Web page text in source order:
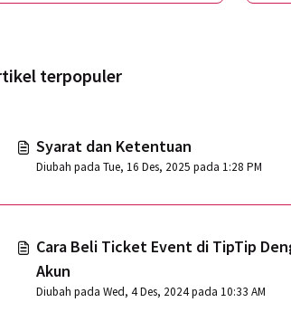
terpopuler
Syarat dan Ketentuan
Diubah pada Tue, 16 Des, 2025 pada 1:28 PM
Cara Beli Ticket Event di TipTip
Akun
Diubah pada Wed, 4 Des, 2024 pada 10:33 AM